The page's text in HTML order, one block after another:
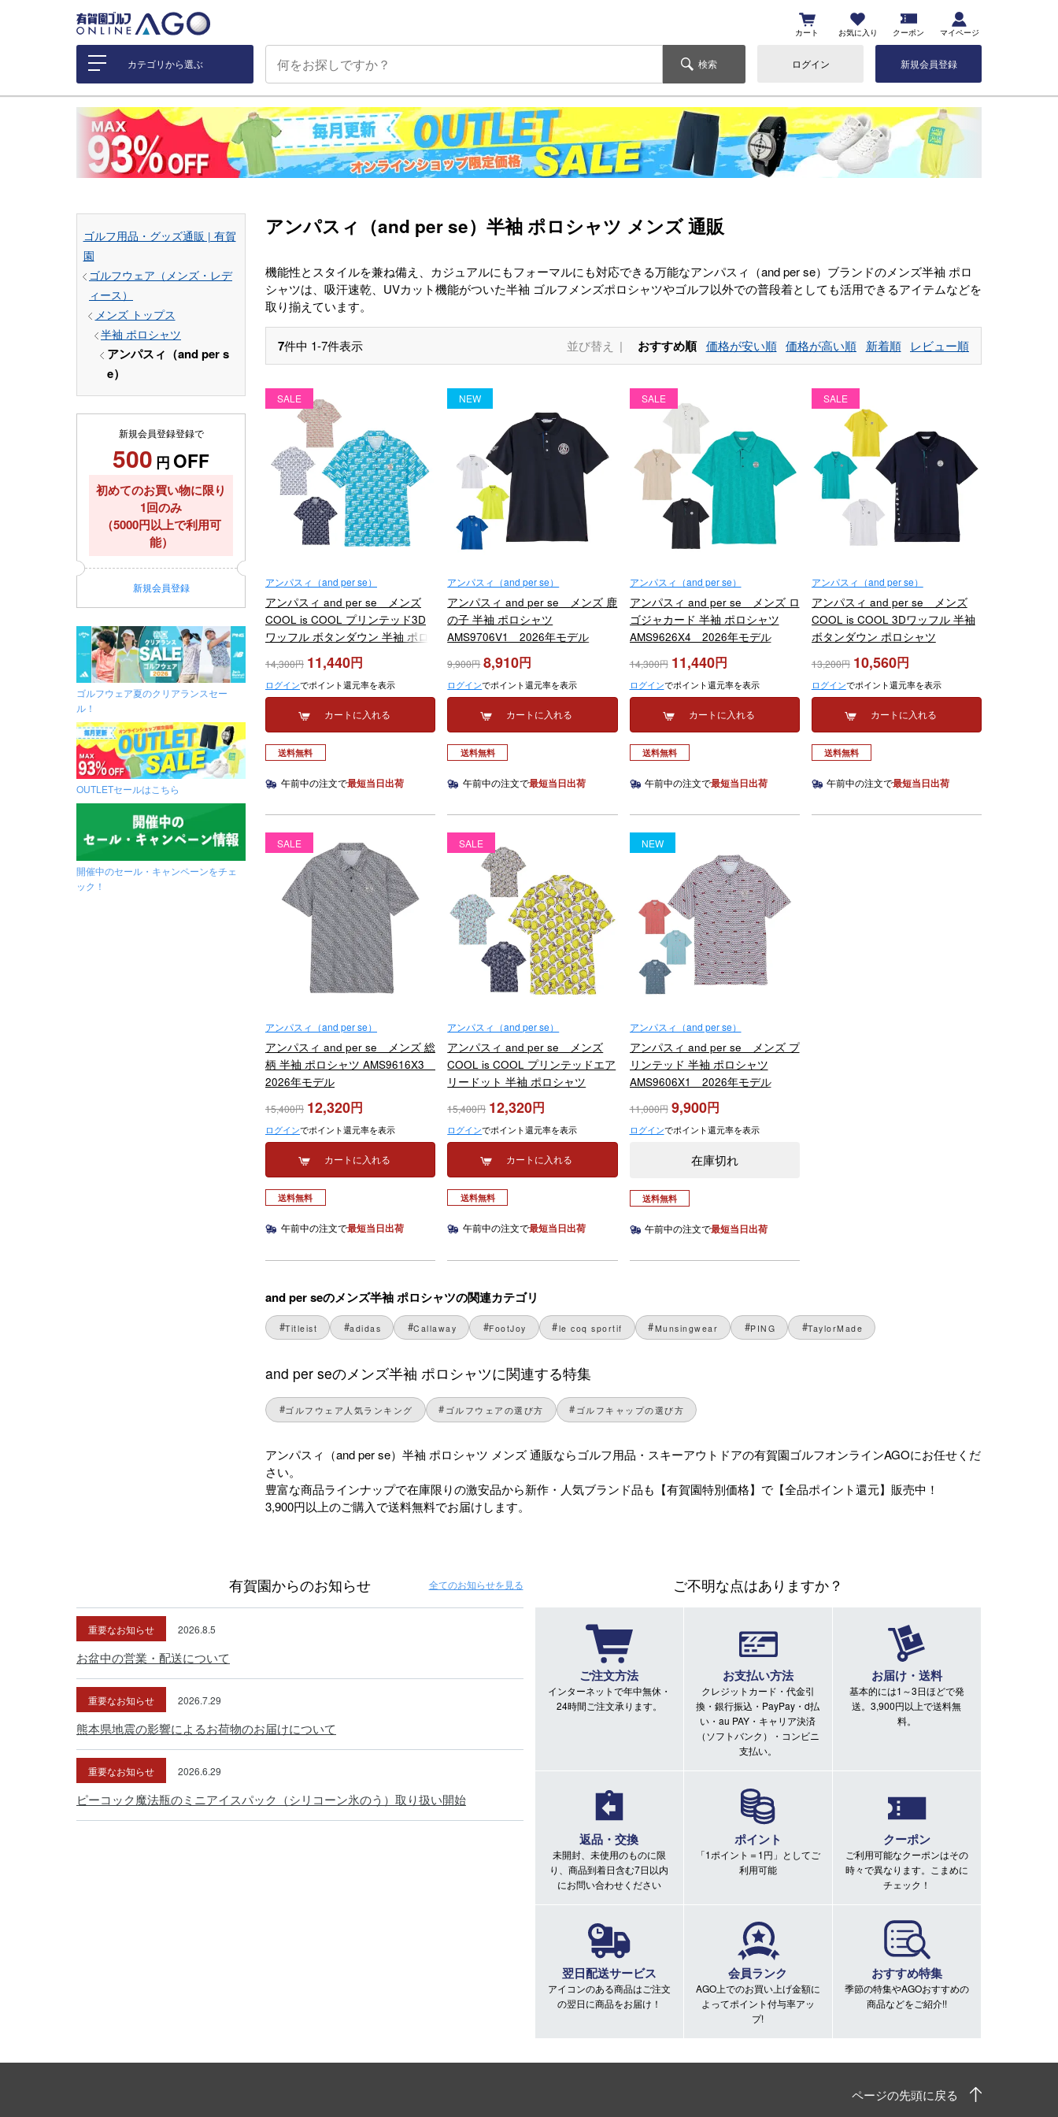
カート お気に入り クーポン マイページ
カテゴリから選ぶ 検索 ログイン 新規会員登録
ゴルフ用品・グッズ通販 | 有賀
園
ゴルフウェア（メンズ・レデ
ィース）
メンズ トップス
半袖 ポロシャツ
アンパスィ（and per s
e）
新規会員登録登録で
500 円 OFF
初めてのお買い物に限り
1回のみ
（5000円以上で利用可
能）
新規会員登録
ゴルフウェア夏のクリアランスセー
ル！
OUTLETセールはこちら
開催中のセール・キャンペーンをチェ
ック！
アンパスィ（and per se）半袖 ポロシャツ メンズ 通販
機能性とスタイルを兼ね備え、カジュアルにもフォーマルにも対応できる万能なアンパスィ（and per se）ブランドのメンズ半袖 ポロ
シャツは、吸汗速乾、UVカット機能がついた半袖 ゴルフメンズポロシャツやゴルフ以外での普段着としても活用できるアイテムなどを
取り揃えています。
並び替え おすすめ順 価格が安い順 価格が高い順 新着順 レビュー順
7件中 1-7件表示
SALE
アンパスィ（and per se）
アンパスィ and per se メンズ
COOL is COOL プリンテッド3D
ワッフル ボタンダウン 半袖 ポロ
シャツ AMS9666X6 2026年モデ
ル
14,300 11,440
ログインでポイント還元率を表示
カートに入れる
送料無料
午前中の注文で最短当日出荷
NEW
アンパスィ（and per se）
アンパスィ and per se メンズ 鹿
の子 半袖 ポロシャツ
AMS9706V1 2026年モデル
9,900 8,910
ログインでポイント還元率を表示
カートに入れる
送料無料
午前中の注文で最短当日出荷
SALE
アンパスィ（and per se）
アンパスィ and per se メンズ ロ
ゴジャカード 半袖 ポロシャツ
AMS9626X4 2026年モデル
14,300 11,440
ログインでポイント還元率を表示
カートに入れる
送料無料
午前中の注文で最短当日出荷
SALE
アンパスィ（and per se）
アンパスィ and per se メンズ
COOL is COOL 3Dワッフル 半袖
ボタンダウン ポロシャツ
AMS9606V6 2026年モデル
13,200 10,560
ログインでポイント還元率を表示
カートに入れる
送料無料
午前中の注文で最短当日出荷
SALE
アンパスィ（and per se）
アンパスィ and per se メンズ 総
柄 半袖 ポロシャツ AMS9616X3
2026年モデル
15,400 12,320
ログインでポイント還元率を表示
カートに入れる
送料無料
午前中の注文で最短当日出荷
SALE
アンパスィ（and per se）
アンパスィ and per se メンズ
COOL is COOL プリンテッドエア
リードット 半袖 ポロシャツ
AMS9636X7 2026年モデル
15,400 12,320
ログインでポイント還元率を表示
カートに入れる
送料無料
午前中の注文で最短当日出荷
NEW
アンパスィ（and per se）
アンパスィ and per se メンズ プ
リンテッド 半袖 ポロシャツ
AMS9606X1 2026年モデル
11,000 9,900
ログインでポイント還元率を表示
在庫切れ
送料無料
午前中の注文で最短当日出荷
and per seのメンズ半袖 ポロシャツの関連カテゴリ
Titleist adidas Callaway FootJoy le coq sportif Munsingwear PING TaylorMade
and per seのメンズ半袖 ポロシャツに関連する特集
ゴルフウェア人気ランキング ゴルフウェアの選び方 ゴルフキャップの選び方
アンパスィ（and per se）半袖 ポロシャツ メンズ 通販ならゴルフ用品・スキーアウトドアの有賀園ゴルフオンラインAGOにお任せくだ
さい。
豊富な商品ラインナップで在庫限りの激安品から新作・人気ブランド品も【有賀園特別価格】で【全品ポイント還元】販売中！
3,900円以上のご購入で送料無料でお届けします。
有賀園からのお知らせ 全てのお知らせを見る
重要なお知らせ 2026.8.5
お盆中の営業・配送について
重要なお知らせ 2026.7.29
熊本県地震の影響によるお荷物のお届けについて
重要なお知らせ 2026.6.29
ピーコック魔法瓶のミニアイスパック（シリコーン氷のう）取り扱い開始
ご不明な点はありますか？
ご注文方法
インターネットで年中無休・
24時間ご注文承ります。
お支払い方法
クレジットカード・代金引
換・銀行振込・PayPay・d払
い・au PAY・キャリア決済
（ソフトバンク）・コンビニ
支払い。
お届け・送料
基本的には1～3日ほどで発
送。3,900円以上で送料無
料。
返品・交換
未開封、未使用のものに限
り、商品到着日含む7日以内
にお問い合わせください
ポイント
「1ポイント＝1円」としてご
利用可能
クーポン
ご利用可能なクーポンはその
時々で異なります。こまめに
チェック！
翌日配送サービス
アイコンのある商品はご注文
の翌日に商品をお届け！
会員ランク
AGO上でのお買い上げ金額に
よってポイント付与率アッ
プ!
おすすめ特集
季節の特集やAGOおすすめの
商品などをご紹介!!
ページの先頭に戻る